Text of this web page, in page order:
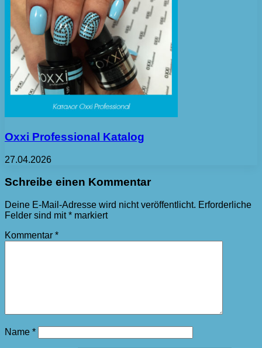
Oxxi Professional Katalog
27.04.2026
Schreibe einen Kommentar
Deine E-Mail-Adresse wird nicht veröffentlicht. Erforderliche
Felder sind mit* markiert
Kommentar *
Name *